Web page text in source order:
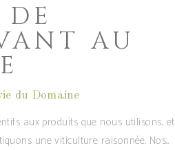
AU
du Domaine
aux produits que nous utilisons, et
une viticulture raisonnée. Nos